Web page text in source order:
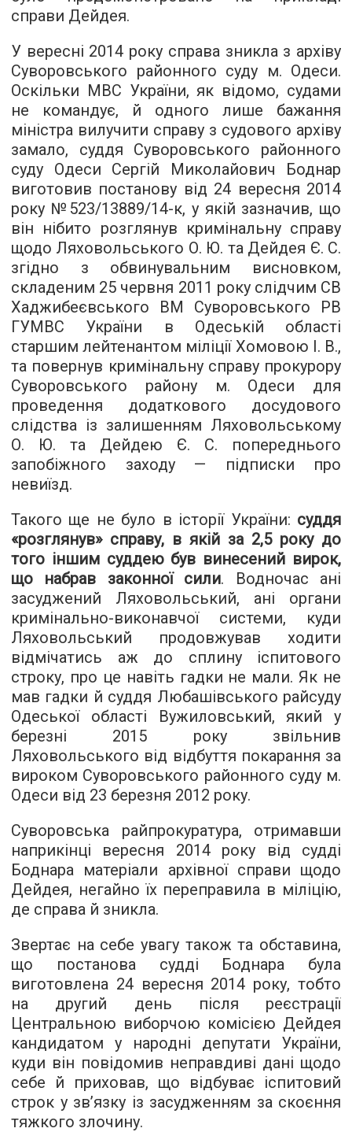
справи Дейдея.
У вересні 2014 року справа зникла з архіву
Суворовського районного суду м. Одеси.
Оскільки МВС України, як відомо, судами
не командує, й одного лише бажання
міністра вилучити справу з судового архіву
замало, суддя Суворовського районного
суду Одеси Сергій Миколайович Боднар
виготовив постанову від 24 вересня 2014
року №523/13889/14-к, у якій зазначив, що
він нібито розглянув кримінальну справу
щодо Ляховольського О. Ю. та Дейдея Є. С.
згідно з обвинувальним висновком,
складеним 25 червня 2011 року слідчим СВ
Хаджибеєвського ВМ Суворовського РВ
ГУМВС України в Одеській області
старшим лейтенантом міліції Хомовою І. В.,
та повернув кримінальну справу прокурору
Суворовського району м. Одеси для
проведення додаткового досудового
слідства із залишенням Ляховольському
О. Ю. та Дейдею Є. С. попереднього
запобіжного заходу — підписки про
невиїзд.
Такого ще не було в історії України: суддя
«розглянув» справу, в якій за 2,5 року до
того іншим суддею був винесений вирок,
що набрав законної сили. Водночас ані
засуджений Ляховольський, ані органи
кримінально-виконавчої системи, куди
Ляховольський продовжував ходити
відмічатись аж до сплину іспитового
строку, про це навіть гадки не мали. Як не
мав гадки й суддя Любашівського райсуду
Одеської області Вужиловський, який у
березні 2015 року звільнив
Ляховольського від відбуття покарання за
вироком Суворовського районного суду м.
Одеси від 23 березня 2012 року.
Суворовська райпрокуратура, отримавши
наприкінці вересня 2014 року від судді
Боднара матеріали архівної справи щодо
Дейдея, негайно їх переправила в міліцію,
де справа й зникла.
Звертає на себе увагу також та обставина,
що постанова судді Боднара була
виготовлена 24 вересня 2014 року, тобто
на другий день після реєстрації
Центральною виборчою комісією Дейдея
кандидатом у народні депутати України,
куди він повідомив неправдиві дані щодо
себе й приховав, що відбуває іспитовий
строк у зв’язку із засудженням за скоєння
тяжкого злочину.